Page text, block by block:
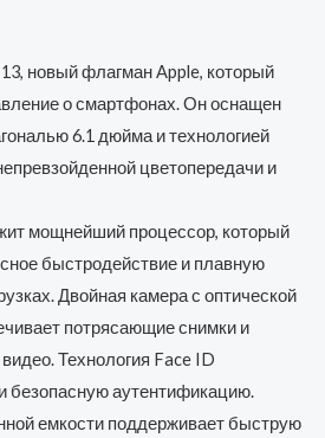
новый флагман Apple, который
о смартфонах. Он оснащен
6.1 дюйма и технологией
цветопередачи и
мощнейший процессор, который
быстродействие и плавную
Двойная камера с оптической
потрясающие снимки и
Технология Face ID
безопасную аутентификацию.
емкости поддерживает быструю